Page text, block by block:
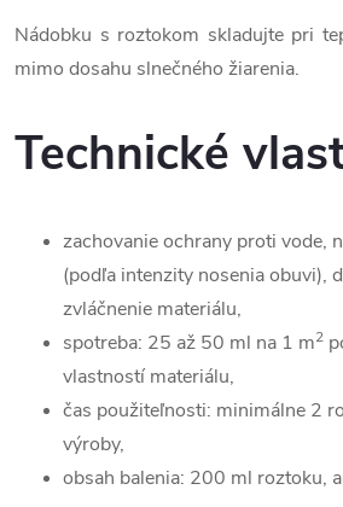
Nádobku s roztokom skladujte pri
mimo dosahu slnečného žiarenia.
Technické
zachovanie ochrany proti vode,
(podľa intenzity nosenia obuvi),
zvláčnenie materiálu,
spotreba: 25 až 50 ml na 1 m2
vlastností materiálu,
čas použiteľnosti: minimálne 2
výroby,
obsah balenia: 200 ml roztoku,